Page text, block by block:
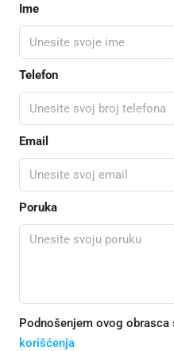
Ime
Telefon
Email
Poruka
Podnošenjem ovog
korišćenja